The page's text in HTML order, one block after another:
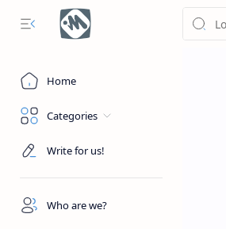
Home
Categories
Write for us!
Who are we?